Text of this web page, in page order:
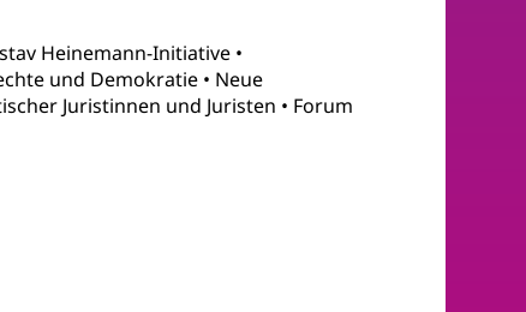
Heinemann-Initiative •
und Demokratie • Neue
Juristinnen und Juristen • Forum